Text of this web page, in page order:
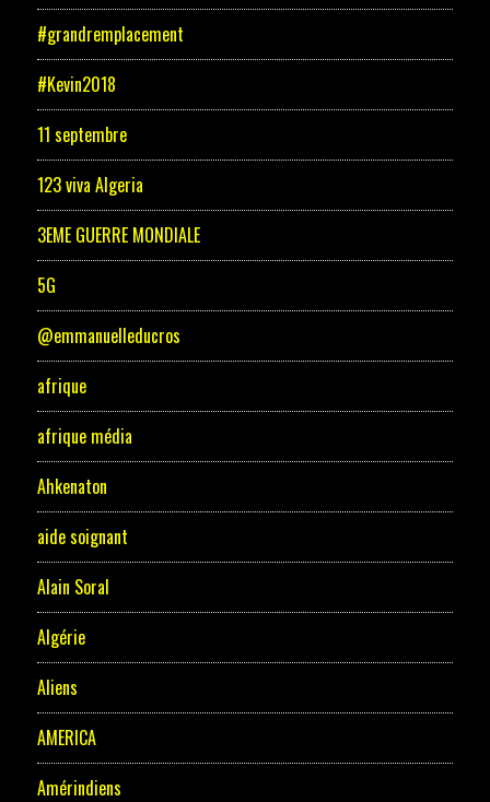
#grandremplacement
#Kevin2018
11 septembre
123 viva Algeria
3EME GUERRE MONDIALE
5G
@emmanuelleducros
afrique
afrique média
Ahkenaton
aide soignant
Alain Soral
Algérie
Aliens
AMERICA
Amérindiens